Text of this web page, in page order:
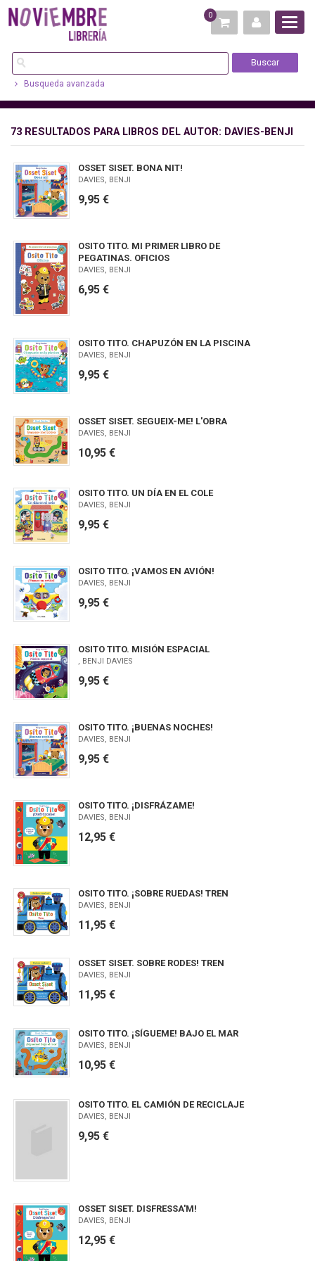
0
Busqueda avanzada
73 RESULTADOS PARA LIBROS DEL AUTOR: DAVIES-BENJI
OSSET SISET. BONA NIT!
DAVIES, BENJI
9,95 €
OSITO TITO. MI PRIMER LIBRO DE
PEGATINAS. OFICIOS
DAVIES, BENJI
6,95 €
OSITO TITO. CHAPUZÓN EN LA PISCINA
DAVIES, BENJI
9,95 €
OSSET SISET. SEGUEIX-ME! L'OBRA
DAVIES, BENJI
10,95 €
OSITO TITO. UN DÍA EN EL COLE
DAVIES, BENJI
9,95 €
OSITO TITO. ¡VAMOS EN AVIÓN!
DAVIES, BENJI
9,95 €
OSITO TITO. MISIÓN ESPACIAL
, BENJI DAVIES
9,95 €
OSITO TITO. ¡BUENAS NOCHES!
DAVIES, BENJI
9,95 €
OSITO TITO. ¡DISFRÁZAME!
DAVIES, BENJI
12,95 €
OSITO TITO. ¡SOBRE RUEDAS! TREN
DAVIES, BENJI
11,95 €
OSSET SISET. SOBRE RODES! TREN
DAVIES, BENJI
11,95 €
OSITO TITO. ¡SÍGUEME! BAJO EL MAR
DAVIES, BENJI
10,95 €
OSITO TITO. EL CAMIÓN DE RECICLAJE
DAVIES, BENJI
9,95 €
OSSET SISET. DISFRESSA'M!
DAVIES, BENJI
12,95 €